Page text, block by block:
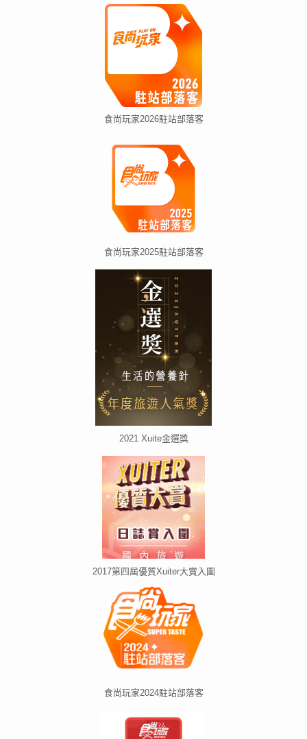
食尚玩家2026駐站部落客
食尚玩家2025駐站部落客
2021 Xuite金選獎
2017第四屆優質Xuiter大賞入圍
食尚玩家2024駐站部落客